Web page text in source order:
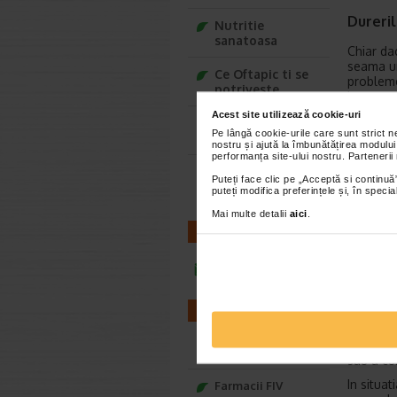
Acest site utilizează cookie-uri
Pe lângă cookie-urile care sunt strict
nostru și ajută la îmbunătățirea
performanța site-ului nostru.
Puteți face clic pe „Acceptă si
puteți modifica preferințele și, în
Mai multe detalii aici
Chiar
seama
incat sa
sa
Atunci
poate
fie
unele
De
despre
fapt,
sau a
In
Nutritie
sanatoasa
Ce Oftapic ti se
potriveste
Adora – Adorabili
din prima clipa
Baylis&Harding
FARMACII
Farmacii NON-STOP
Farmacii FIV